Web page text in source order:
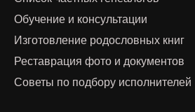
Обучение и консультации
Изготовление родословных книг
Реставрация фото и документов
Советы по подбору исполнителей